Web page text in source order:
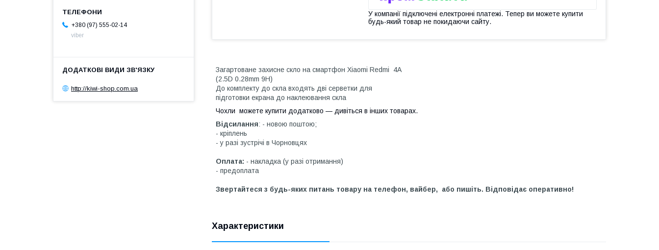
У компанії підключені електронні платежі. Тепер ви можете купити
будь-який товар не покидаючи сайту.
Загартоване захисне скло на смартфон Xiaomi Redmi 4A
(2.5D 0.28mm 9H)
До комплекту до скла входять дві серветки для
підготовки екрана до наклеювання скла
Чохли можете купити додатково — дивіться в інших товарах.
Відсилання: - новою поштою;
- кріплень
- у разі зустрічі в Чорновцях
Оплата: - накладка (у разі отримання)
- предоплата
Звертайтеся з будь-яких питань товару на телефон, вайбер, або пишіть. Відповідає оперативно!
Характеристики
+380 (97) 555-02-14
viber
http://kiwi-shop.com.ua